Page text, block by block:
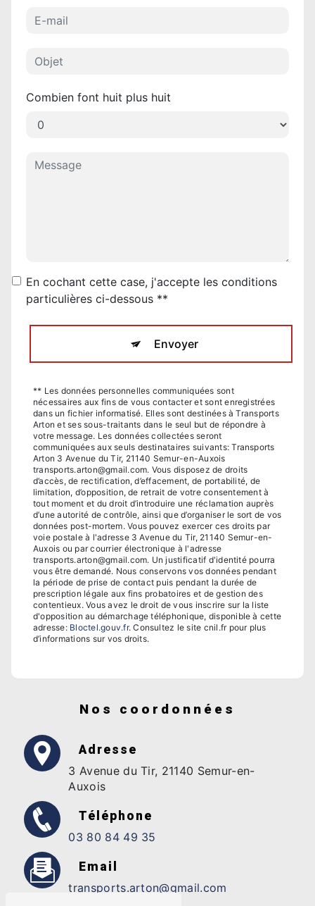
Combien font huit plus huit
En cochant cette case, j'accepte les conditions
particulières ci-dessous **
Envoyer
** Les données personnelles communiquées sont
nécessaires aux fins de vous contacter et sont enregistrées
dans un fichier informatisé. Elles sont destinées à Transports
Arton et ses sous-traitants dans le seul but de répondre à
votre message. Les données collectées seront
communiquées aux seuls destinataires suivants: Transports
Arton 3 Avenue du Tir, 21140 Semur-en-Auxois
transports.arton@gmail.com. Vous disposez de droits
d’accès, de rectification, d’effacement, de portabilité, de
limitation, d’opposition, de retrait de votre consentement à
tout moment et du droit d’introduire une réclamation auprès
d’une autorité de contrôle, ainsi que d’organiser le sort de vos
données post-mortem. Vous pouvez exercer ces droits par
voie postale à l'adresse 3 Avenue du Tir, 21140 Semur-en-
Auxois ou par courrier électronique à l'adresse
transports.arton@gmail.com. Un justificatif d'identité pourra
vous être demandé. Nous conservons vos données pendant
la période de prise de contact puis pendant la durée de
prescription légale aux fins probatoires et de gestion des
contentieux. Vous avez le droit de vous inscrire sur la liste
d'opposition au démarchage téléphonique, disponible à cette
adresse: Bloctel.gouv.fr. Consultez le site cnil.fr pour plus
d’informations sur vos droits.
Nos coordonnées
Adresse
3 Avenue du Tir, 21140 Semur-en-
Auxois
Téléphone
03 80 84 49 35
Email
transports.arton@gmail.com